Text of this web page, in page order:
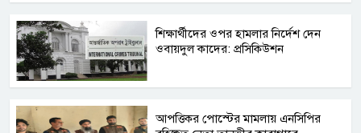
শিক্ষার্থীদের ওপর হামলার নির্দেশ দেন
ওবায়দুল কাদের: প্রসিকিউশন
আপত্তিকর পোস্টের মামলায় এনসিপির